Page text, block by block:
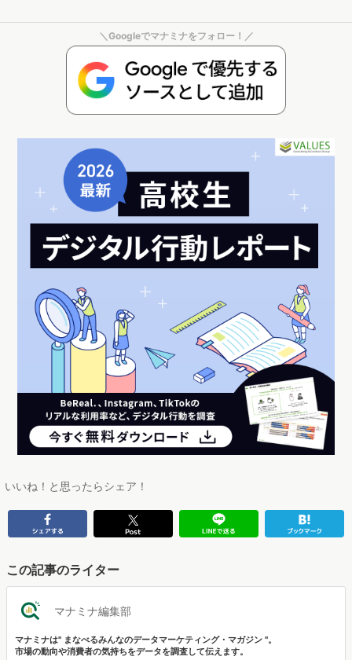
＼Googleでマナミナをフォロー！／
いいね！と思ったらシェア！
この記事のライター
マナミナ編集部
マナミナは" まなべるみんなのデータマーケティング・マガジン "。
市場の動向や消費者の気持ちをデータを調査して伝えます。